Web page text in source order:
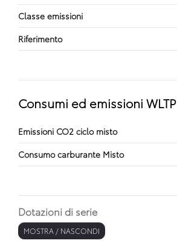
Classe emissioni
Riferimento
Consumi ed emissioni WLTP
Emissioni CO2 ciclo misto
Consumo carburante Misto
Dotazioni di serie
MOSTRA / NASCONDI